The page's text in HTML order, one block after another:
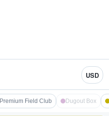
USD
Premium Field Club Dugout Box